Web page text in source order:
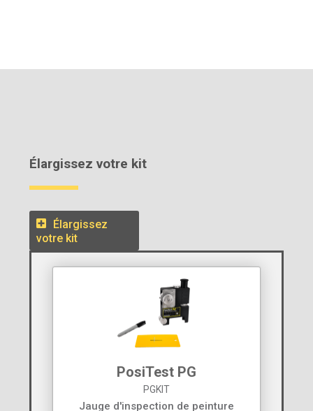
Élargissez votre kit
Élargissez
votre kit
PosiTest PG
PGKIT
Jauge d'inspection de peinture